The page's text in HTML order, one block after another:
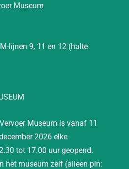
Museum
lijnen 9, 11 en 12 (halte
Museum is vanaf 11
2026 elke
tot 17.00 uur geopend.
het museum zelf (alleen pin: